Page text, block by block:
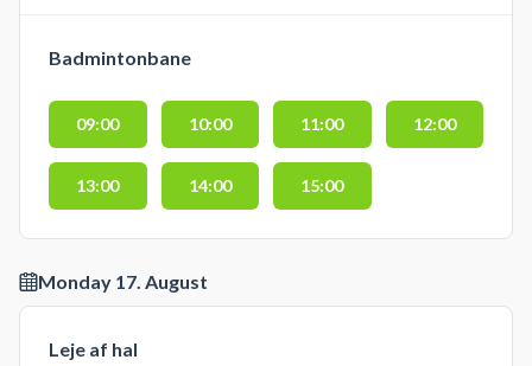
Badmintonbane
09:00 10:00 11:00 12:00
13:00 14:00 15:00
Monday 17. August
Leje af hal